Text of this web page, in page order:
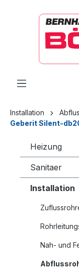
Installation
Geberit Silent-
Heizung
Sanitaer
Installation
Nah- und